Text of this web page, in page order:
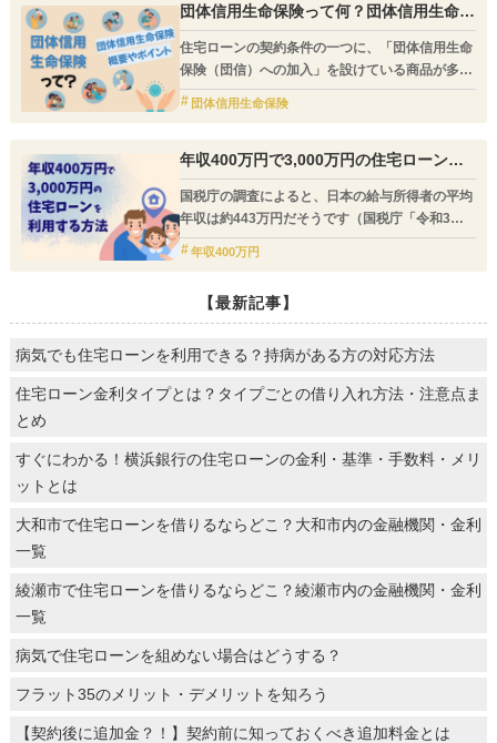
今回は、大和市に店舗を持つおすすめの金融機関
と、各社から提供されている住宅ローン金利を押
さえていきましょう。
団体信用生命保険って何？団体信用生命保
険の概要やポイント
住宅ローンの契約条件の一つに、「団体信用生命
保険（団信）への加入」を設けている商品が多く
見られます。
保険に加入できなければ住宅ローンを契約できな
いという商品も数が多く、普段の健康管理もロー
ン審査の重要なポイントになっているのです。
団体信用生命保険
年収400万円で3,000万円の住宅ローンを
利用する方法
国税庁の調査によると、日本の給与所得者の平均
年収は約443万円だそうです（国税庁「令和3年
分民間給与実態調査統計」より）。
「そろそろマイホームを購入したい」と考えてい
思います。
年収400万円
【最新記事】
病気でも住宅ローンを利用できる？持病がある方の対応方法
住宅ローン金利タイプとは？タイプごとの借り入れ方法・注意点ま
とめ
すぐにわかる！横浜銀行の住宅ローンの金利・基準・手数料・メリ
ットとは
大和市で住宅ローンを借りるならどこ？大和市内の金融機関・金利
一覧
綾瀬市で住宅ローンを借りるならどこ？綾瀬市内の金融機関・金利
一覧
病気で住宅ローンを組めない場合はどうする？
フラット35のメリット・デメリットを知ろう
【契約後に追加金？！】契約前に知っておくべき追加料金とは